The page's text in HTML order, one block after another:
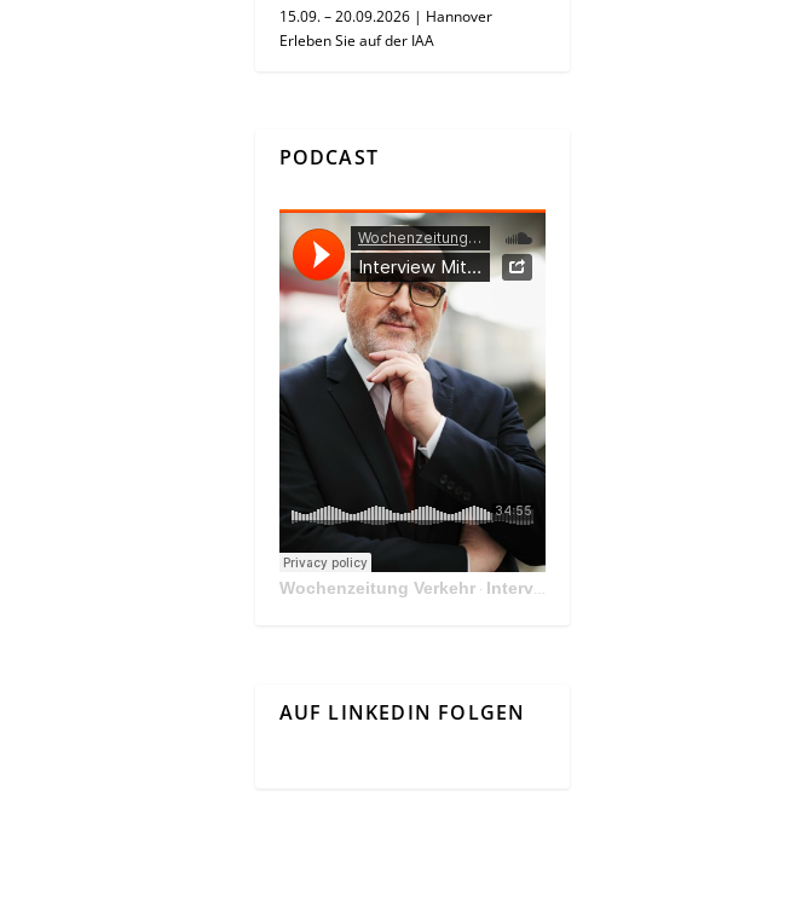
15.09. – 20.09.2026 | Hannover
Erleben Sie auf der IAA
PODCAST
Wochenzeitung Verkehr· Interview Mit Andreas Matthä, CEO der ÖBB Holding
AUF LINKEDIN FOLGEN